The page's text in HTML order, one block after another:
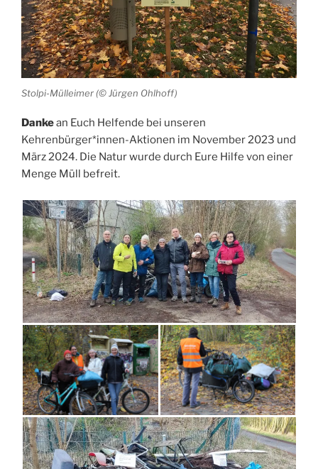
Stolpi-Mülleimer (© Jürgen Ohlhoff)
Dankean Euch Helfende bei unseren
Kehrenbürger*innen-Aktionen im November 2023 und
März 2024. Die Natur wurde durch Eure Hilfe von einer
Menge Müll befreit.